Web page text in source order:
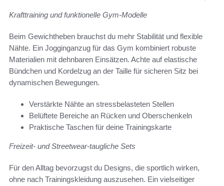
Krafttraining und funktionelle Gym-Modelle
Beim Gewichtheben brauchst du mehr Stabilität und flexible
Nähte. Ein Jogginganzug für das Gym kombiniert robuste
Materialien mit dehnbaren Einsätzen. Achte auf elastische
Bündchen und Kordelzug an der Taille für sicheren Sitz bei
dynamischen Bewegungen.
Verstärkte Nähte an stressbelasteten Stellen
Belüftete Bereiche an Rücken und Oberschenkeln
Praktische Taschen für deine Trainingskarte
Freizeit- und Streetwear-taugliche Sets
Für den Alltag bevorzugst du Designs, die sportlich wirken,
ohne nach Trainingskleidung auszusehen. Ein vielseitiger